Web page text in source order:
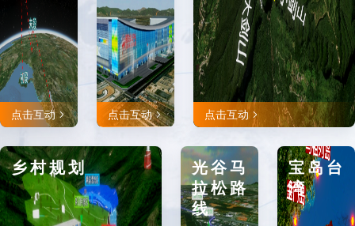
点击互动 点击互动 点击互动
乡村规划
光谷马
拉松路
线
宝岛台
湾